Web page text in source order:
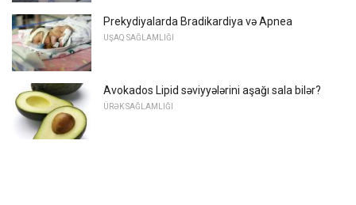
Prekydiyalarda Bradikardiya və Apnea
UŞAQ SAĞLAMLIĞI
Avokados Lipid səviyyələrini aşağı sala bilər?
ÜRƏK SAĞLAMLIĞI